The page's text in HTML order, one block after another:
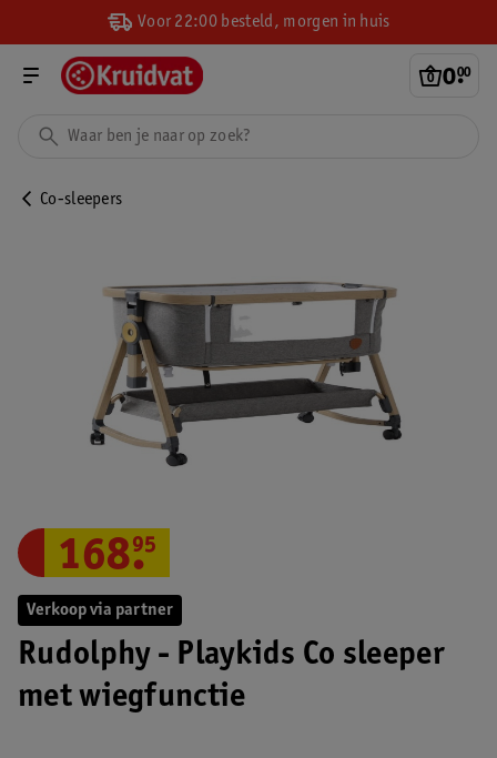
Voor 22:00 besteld, morgen in huis
0.
00
Co-sleepers
Verkoop via partner
Rudolphy - Playkids Co sleeper
met wiegfunctie
168.
95